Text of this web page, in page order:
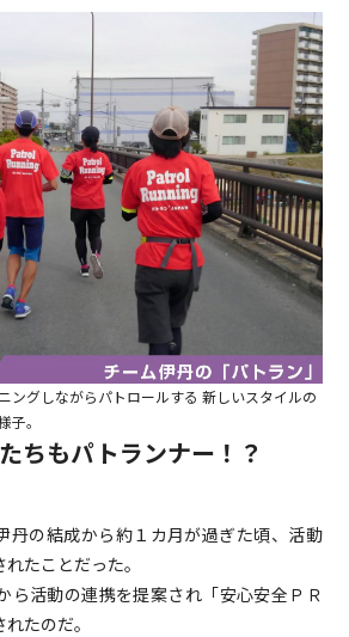
ングしながらパトロールする 新しいスタイルの
子。
ちもパトランナー！？
丹の結成から約１カ月が過ぎた頃、活動
たことだった。
ら活動の連携を提案され「安心安全ＰＲ
たのだ。